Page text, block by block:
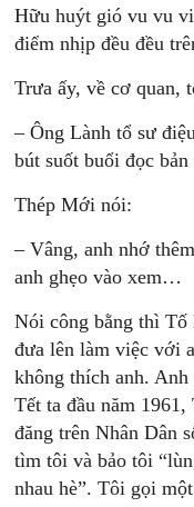
Hữu huýt gió vu vu
điểm nhịp đều đều
Trưa ấy, về cơ quan,
– Ông Lành tổ sư
bút suốt buổi đọc
Thép Mới nói:
– Vâng, anh nhớ
anh ghẹo vào xem…
Nói công bằng thì
đưa lên làm việc với
không thích anh.
Tết ta đầu năm
đăng trên Nhân Dân
tìm tôi và bảo tôi
nhau hè”. Tôi gọi